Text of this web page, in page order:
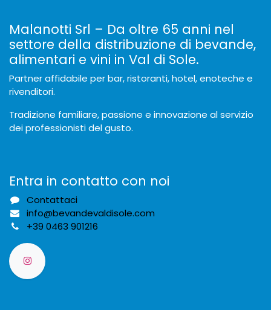
Malanotti Srl – Da oltre 65 anni nel
settore della distribuzione di bevande,
alimentari e vini in Val di Sole.
Partner affidabile per bar, ristoranti, hotel, enoteche e
rivenditori.
Tradizione familiare, passione e innovazione al servizio
dei professionisti del gusto.
Entra in contatto con noi
Contattaci
info@bevandevaldisole.com
+39 0463 901216